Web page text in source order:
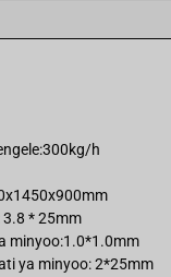
h
3.8 * 25mm
minyoo:1.0*1.0mm
ya minyoo: 2*25mm